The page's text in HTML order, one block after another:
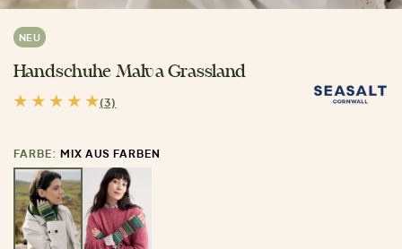
NEU
Handschuhe Malva Grassland
(3)
FARBE: MIX AUS FARBEN